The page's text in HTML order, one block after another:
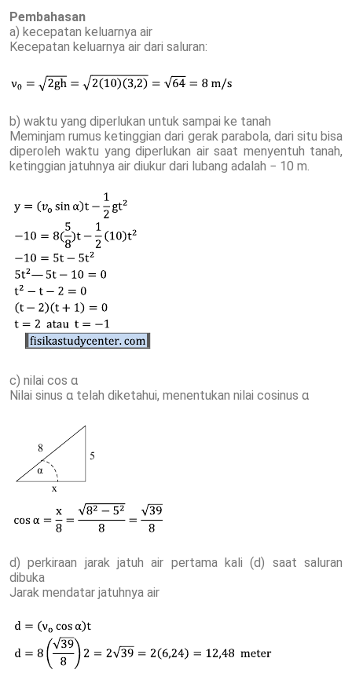
Pembahasan
a) kecepatan keluarnya air
Kecepatan keluarnya air dari saluran:
b) waktu yang diperlukan untuk sampai ke tanah
Meminjam rumus ketinggian dari gerak parabola, dari situ bisa
diperoleh waktu yang diperlukan air saat menyentuh tanah,
ketinggian jatuhnya air diukur dari lubang adalah − 10 m.
c) nilai cos α
Nilai sinus α telah diketahui, menentukan nilai cosinus α
d) perkiraan jarak jatuh air pertama kali (d) saat saluran
dibuka
Jarak mendatar jatuhnya air